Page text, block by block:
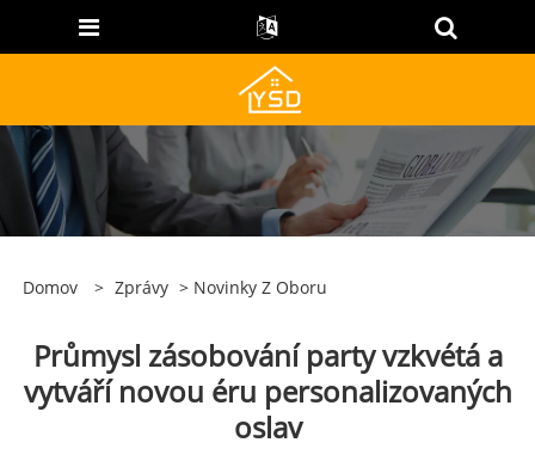
Domov > Zprávy > Novinky Z Oboru
Průmysl zásobování party vzkvétá a
vytváří novou éru personalizovaných
oslav